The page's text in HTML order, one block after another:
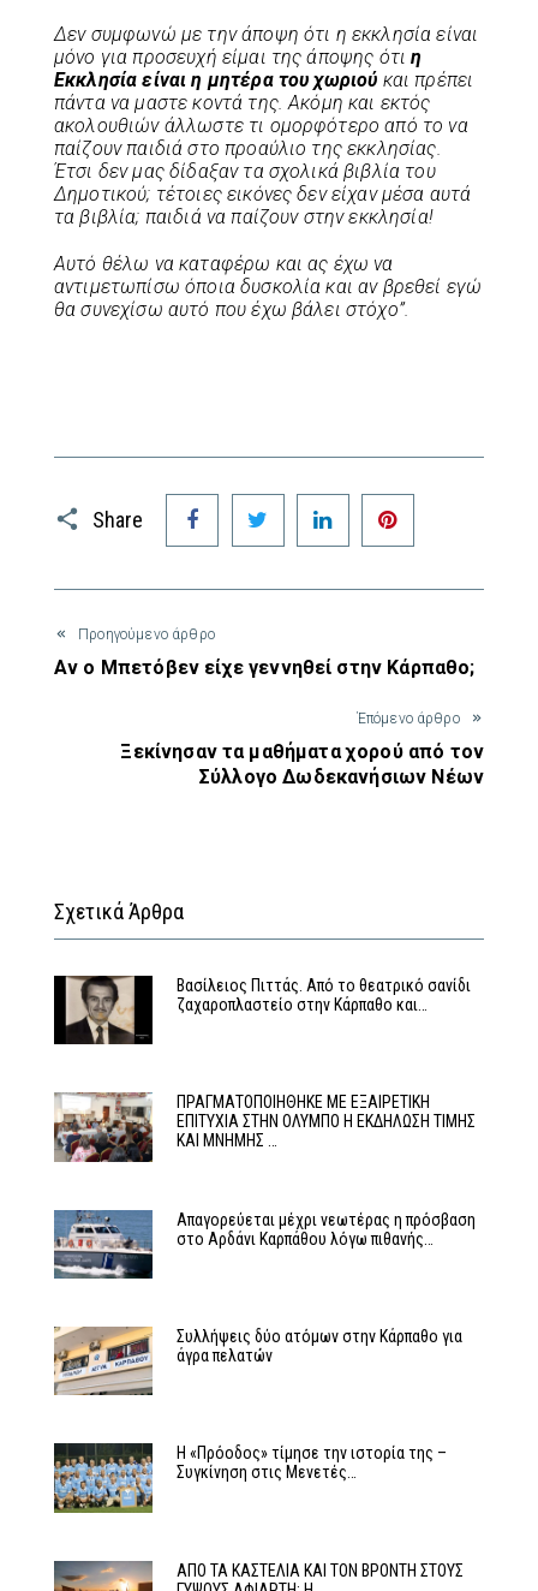
Δεν συμφωνώ με την άποψη ότι η εκκλησία είναι
μόνο για προσευχή είμαι της άποψης ότιη
Εκκλησία είναι η μητέρα του χωριού και πρέπει
πάντα να μαστε κοντά της. Ακόμη και εκτός
ακολουθιών άλλωστε τι ομορφότερο από το να
παίζουν παιδιά στο προαύλιο της εκκλησίας.
Έτσι δεν μας δίδαξαν τα σχολικά βιβλία του
Δημοτικού; τέτοιες εικόνες δεν είχαν μέσα αυτά
τα βιβλία; παιδιά να παίζουν στην εκκλησία!
Αυτό θέλω να καταφέρω και ας έχω να
αντιμετωπίσω όποια δυσκολία και αν βρεθεί εγώ
θα συνεχίσω αυτό που έχω βάλει στόχο”.
Share
Facebook Twitter LinkedIn
Προηγούμενο άρθρο
Αν ο Μπετόβεν είχε γεννηθεί στην Κάρπαθο;
Έπόμενο άρθρο
Ξεκίνησαν τα μαθήματα χορού από τον
Σύλλογο Δωδεκανήσιων Νέων
Σχετικά Άρθρα
Βασίλειος Πιττάς. Από το θεατρικό σανίδι
ζαχαροπλαστείο στην Κάρπαθο και…
ΠΡΑΓΜΑΤΟΠΟΙΗΘΗΚΕ ΜΕ ΕΞΑΙΡΕΤΙΚΗ
ΕΠΙΤΥΧΙΑ ΣΤΗΝ ΟΛΥΜΠΟ Η ΕΚΔΗΛΩΣΗ ΤΙΜΗΣ
ΚΑΙ ΜΝΗΜΗΣ …
Απαγορεύεται μέχρι νεωτέρας η πρόσβαση
στο Αρδάνι Καρπάθου λόγω πιθανής…
Συλλήψεις δύο ατόμων στην Κάρπαθο για
άγρα πελατών
Η «Πρόοδος» τίμησε την ιστορία της –
Συγκίνηση στις Μενετές…
ΑΠΟ ΤΑ ΚΑΣΤΕΛΙΑ ΚΑΙ ΤΟΝ ΒΡΟΝΤΗ ΣΤΟΥΣ